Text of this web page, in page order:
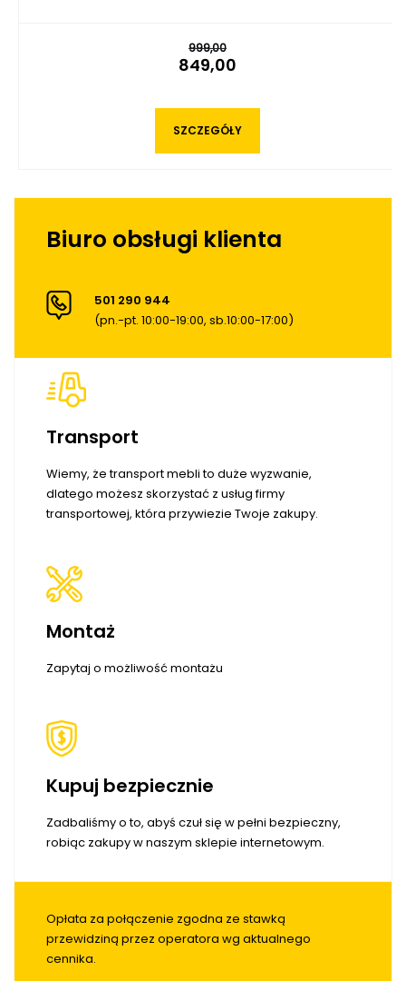
999,00
849,00
SZCZEGÓŁY
Biuro obsługi klienta
501 290 944
(pn.-pt. 10:00-19:00, sb.10:00-17:00)
Transport
Wiemy, że transport mebli to duże wyzwanie,
dlatego możesz skorzystać z usług firmy
transportowej, która przywiezie Twoje zakupy.
Montaż
Zapytaj o możliwość montażu
Kupuj bezpiecznie
Zadbaliśmy o to, abyś czuł się w pełni bezpieczny,
robiąc zakupy w naszym sklepie internetowym.
Opłata za połączenie zgodna ze stawką
przewidziną przez operatora wg aktualnego
cennika.